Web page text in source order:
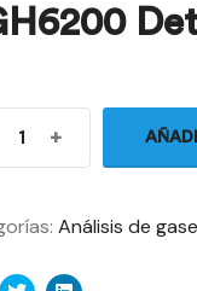
+
Análisis de